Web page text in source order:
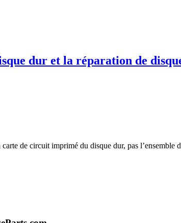
dur et la réparation de
carte de circuit imprimé du disque dur, pas